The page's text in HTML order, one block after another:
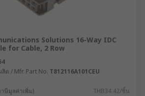
Solutions 16-Way IDC
for Cable, 2 Row
ต / Mfr. Part No. T812116A101CEU
ษีมูลค่าเพิ่ม) THB34.42/ชิ้น